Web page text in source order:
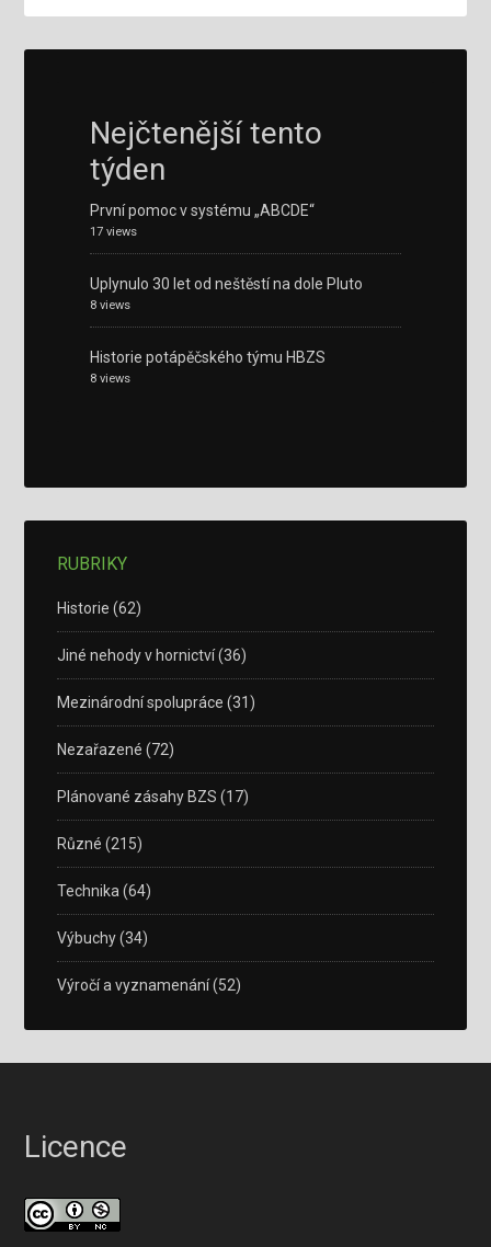
Nejčtenější tento
týden
První pomoc v systému „ABCDE“
17 views
Uplynulo 30 let od neštěstí na dole Pluto
8 views
Historie potápěčského týmu HBZS
8 views
RUBRIKY
Historie (62)
Jiné nehody v hornictví(36)
Mezinárodní spolupráce (31)
Nezařazené (72)
Plánované zásahy BZS (17)
Různé (215)
Technika (64)
Výbuchy(34)
Výročí a vyznamenání(52)
Licence